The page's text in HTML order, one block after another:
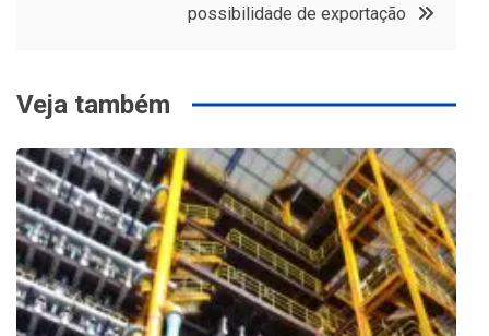
possibilidade de exportação
Veja também